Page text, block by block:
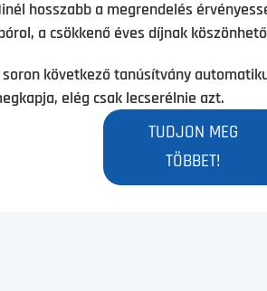
hosszabb a megrendelés
a csökkenő éves díjnak
soron következő tanúsítvány
elég csak lecserélnie azt.
TUDJON MEG
TÖBBET!